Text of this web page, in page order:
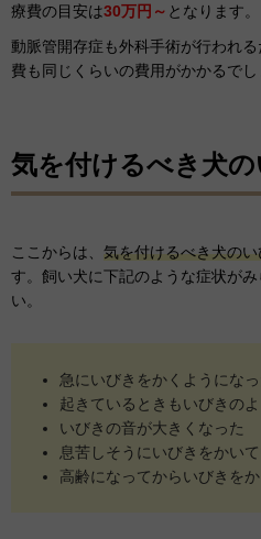
療費の目安は30万円～ となります。
動脈管開存症も外科手術が行われ
費も同じくらいの費用がかかるでし
気を付けるべき犬
ここからは、 気を付けるべき犬の
す。飼い犬に下記のような症状が
い。
急にいびきをかくようになっ
起きているときもいびきの
いびきの音が大きくなった
息苦しそうにいびきをかい
高齢になってからいびきを